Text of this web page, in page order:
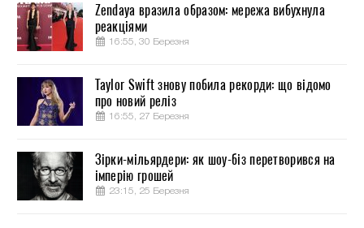
Zendaya вразила образом: мережа вибухнула
реакціями
16:55, 30 Березня
Taylor Swift знову побила рекорди: що відомо
про новий реліз
16:55, 27 Березня
Зірки-мільярдери: як шоу-біз перетворився на
імперію грошей
23:15, 25 Березня